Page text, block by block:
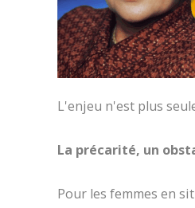
L'enjeu n'est plus
La précarité, un
Pour les femmes en